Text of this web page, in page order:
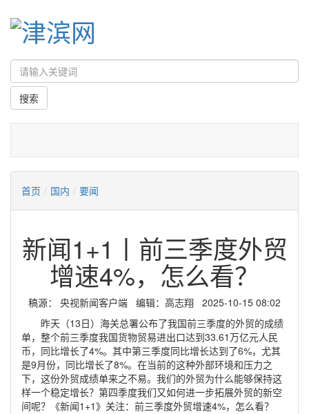
首页 / 国内 / 要闻
新闻1+1丨前三季度外贸
增速4%，怎么看？
稿源：​ 央视新闻客户端 编辑：高志翔 2025-10-15 08:02
昨天（13日）海关总署公布了我国前三季度的外贸的成绩
单，整个前三季度我国货物贸易进出口达到33.61万亿元人民
币，同比增长了4%。其中第三季度同比增长达到了6%，尤其
是9月份，同比增长了8%。在当前的这种外部环境和压力之
下，这份外贸成绩单来之不易。我们的外贸为什么能够保持这
样一个稳定增长？第四季度我们又如何进一步拓展外贸的新空
间呢？《新闻1+1》关注：前三季度外贸增速4%，怎么看？